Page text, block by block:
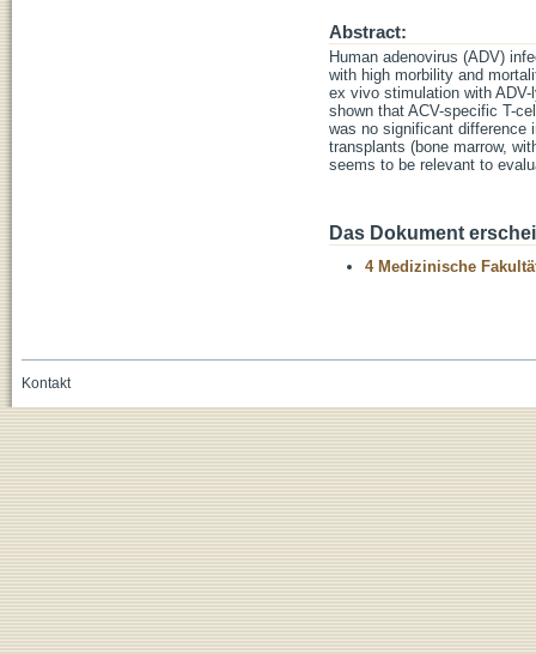
Abstract:
Human adenovirus (ADV)
with high morbility and
ex vivo stimulation with
shown that ACV-specific T-
was no significant difference
transplants (bone marrow,
seems to be relevant to
Das Dokument
4 Medizinische
Kontakt